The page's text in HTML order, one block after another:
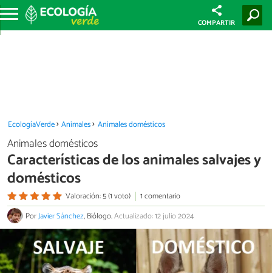
COMPARTIR
EcologíaVerde Animales Animales domésticos
Animales domésticos
Características de los animales salvajes y
domésticos
Valoración: 5 (1 voto)
1 comentario
PorJavier Sánchez, Biólogo.Actualizado: 12 julio 2024